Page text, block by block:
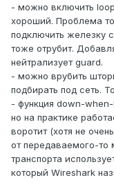
- можно включить
хороший. Проблема
подключить железку
тоже отрубит.
нейтрализует guard.
- можно врубить
подбирать под сеть.
- функция down-
но на практике
воротит (хотя не
от передаваемого-то
транспорта
который Wireshark